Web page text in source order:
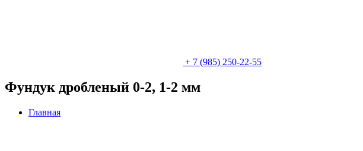
+ 7 (985) 250-22-55
Фундук дробленый 0-2, 1-2 мм
Главная